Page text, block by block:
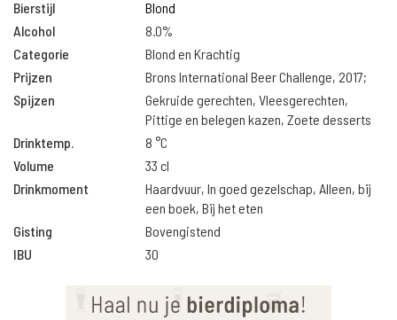
Bierstijl
Blond
Alcohol
8.0%
Categorie
Blond en Krachtig
Prijzen
Brons International Beer Challenge, 2017;
Spijzen
Gekruide gerechten, Vleesgerechten,
Pittige en belegen kazen, Zoete desserts
Drinktemp.
8 °C
Volume
33 cl
Drinkmoment
Haardvuur, In goed gezelschap, Alleen, bij
een boek, Bij het eten
Gisting
Bovengistend
IBU
30